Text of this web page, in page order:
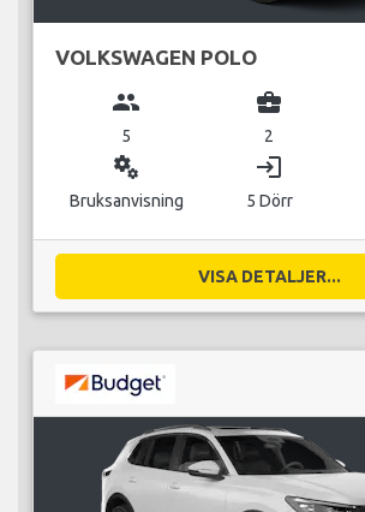
VOLKSWAGEN POLO
group
5
business_center
2
miscellaneous_services
Bruksanvisning
login
5 Dörr
VISA DETALJER...